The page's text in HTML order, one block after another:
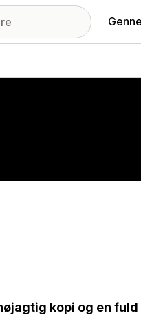
kopi og en